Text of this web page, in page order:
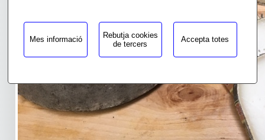
Mes informació
Rebutja cookies
de tercers
Accepta totes